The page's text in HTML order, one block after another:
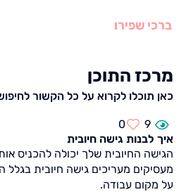
ברכי שפירו
מרכז התוכן
כאן תוכלו לקרוא על כל הקשור
9
0
איך לבנות גישה חיובית
הגישה החיובית שלך יכולה להכניס
מעסיקים מעריכים גישה חיובית
על מקום עבודה.